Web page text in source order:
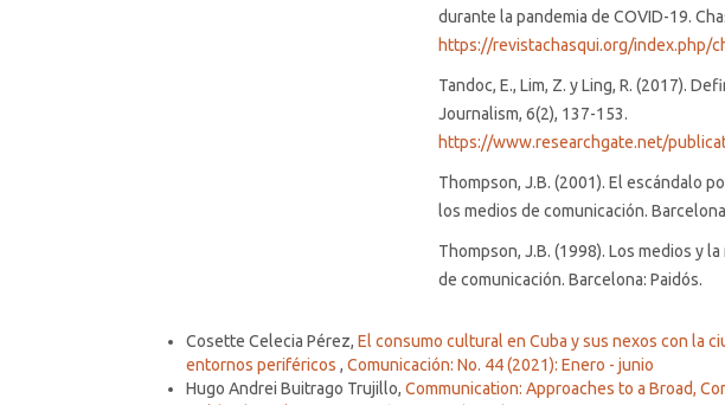
durante la pandemia de COVID-19.
https://revistachasqui.org/index.php/
Tandoc, E., Lim, Z. y Ling, R. (2017).
Journalism, 6(2), 137-153.
https://www.researchgate.net/
Thompson, J.B. (2001). El escándalo
los medios de comunicación.
Thompson, J.B. (1998). Los medios y
de comunicación. Barcelona: Paidós.
Cosette Celecia Pérez, El consumo cultural en Cuba y sus nexos con la
entornos periféricos , Comunicación: No. 44 (2021): Enero - junio
Hugo Andrei Buitrago Trujillo, Communication: Approaches to a Broad,